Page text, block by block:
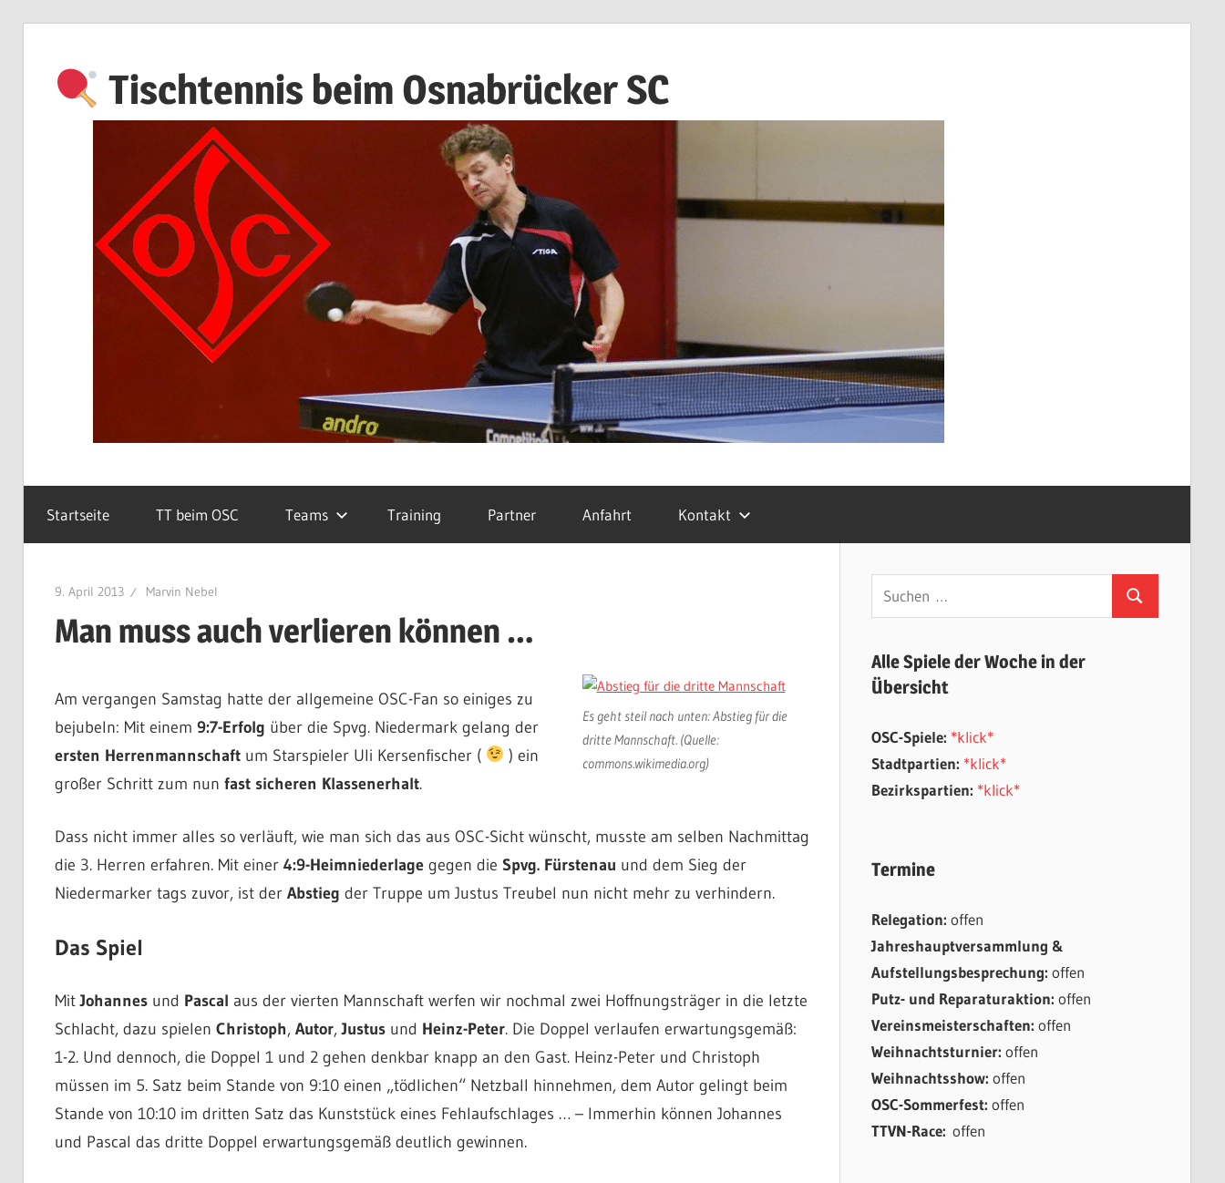
springen
Tischtennis beim Osnabrücker SC
Startseite TT beim OSC Teams Training Partner Anfahrt Kontakt
9. April 2013 Marvin Nebel
Man muss auch verlieren können …
Es geht steil nach unten: Abstieg für die
dritte Mannschaft. (Quelle:
commons.wikimedia.org)
Am vergangen Samstag hatte der allgemeine OSC-Fan so einiges zu
bejubeln: Mit einem 9:7-Erfolg über die Spvg. Niedermark gelang der
ersten Herrenmannschaftum Starspieler Uli Kersenfischer (
) ein
großer Schritt zum nun fast sicheren Klassenerhalt.
Dass nicht immer alles so verläuft, wie man sich das aus OSC-Sicht wünscht, musste am selben Nachmittag
die 3. Herren erfahren. Mit einer 4:9-Heimniederlagegegen die Spvg. Fürstenau und dem Sieg der
Niedermarker tags zuvor, ist der Abstieg der Truppe um Justus Treubel nun nicht mehr zu verhindern.
Das Spiel
MitJohannesund Pascal aus der vierten Mannschaft werfen wir nochmal zwei Hoffnungsträger in die letzte
Schlacht, dazu spielen Christoph, Autor,Justusund Heinz-Peter. Die Doppel verlaufen erwartungsgemäß:
1-2. Und dennoch, die Doppel 1 und 2 gehen denkbar knapp an den Gast. Heinz-Peter und Christoph
müssen im 5. Satz beim Stande von 9:10 einen „tödlichen“ Netzball hinnehmen, dem Autor gelingt beim
Stande von 10:10 im dritten Satz das Kunststück eines Fehlaufschlages … – Immerhin können Johannes
und Pascal das dritte Doppel erwartungsgemäß deutlich gewinnen.
Suchen
nach:
Suchen
Alle Spiele der Woche in der
Übersicht
OSC-Spiele: *klick*
Stadtpartien: *klick*
Bezirkspartien: *klick*
Termine
Relegation: offen
Jahreshauptversammlung &
Aufstellungsbesprechung: offen
Putz- und Reparaturaktion: offen
Vereinsmeisterschaften: offen
Weihnachtsturnier: offen
Weihnachtsshow: offen
OSC-Sommerfest: offen
TTVN-Race: offen